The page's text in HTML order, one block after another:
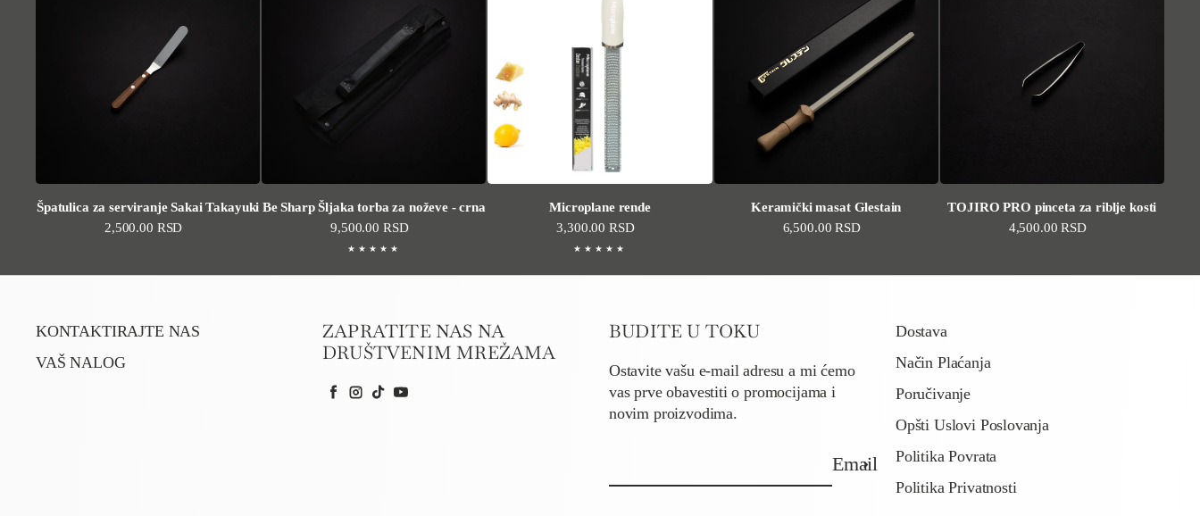
Špatulica za serviranje Sakai Takayuki
Standardna cena
2,500.00 RSD
Be Sharp Šljaka torba za noževe - crna
Standardna cena
9,500.00 RSD
Microplane rende
Standardna cena
3,300.00 RSD
Keramički masat Glestain
Standardna cena
6,500.00 RSD
TOJIRO PRO pinceta za riblje kosti
Standardna cena
4,500.00 RSD
KONTAKTIRAJTE NAS
VAŠ NALOG
ZAPRATITE NAS NA
DRUŠTVENIM MREŽAMA
Facebook
Instagram
TikTokYouTube
BUDITE U TOKU
Ostavite vašu e-mail adresu a mi ćemo
vas prve obavestiti o promocijama i
novim proizvodima.
Email
Dostava
Način Plaćanja
Poručivanje
Opšti Uslovi Poslovanja
Politika Povrata
Politika Privatnosti